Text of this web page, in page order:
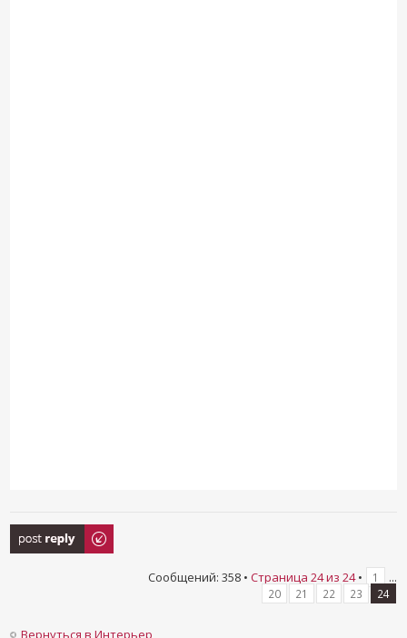
Ответить
Сообщений: 358 • Страница 24из 24• 1 ...
20 21 22 23 24
Вернуться в Интерьер